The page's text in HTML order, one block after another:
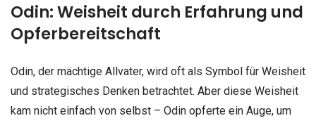
Odin: Weisheit durch Erfahrung und
Opferbereitschaft
Odin, der mächtige Allvater, wird oft als Symbol für Weisheit
und strategisches Denken betrachtet. Aber diese Weisheit
kam nicht einfach von selbst – Odin opferte ein Auge, um